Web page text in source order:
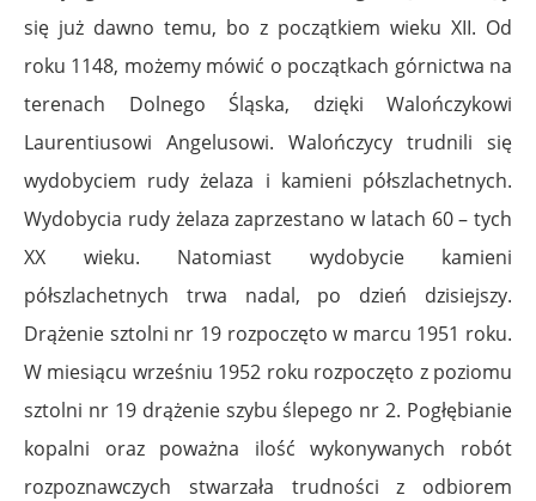
się już dawno temu, bo z początkiem wieku XII. Od
roku 1148, możemy mówić o początkach górnictwa na
terenach Dolnego Śląska, dzięki Walończykowi
Laurentiusowi Angelusowi. Walończycy trudnili się
wydobyciem rudy żelaza i kamieni półszlachetnych.
Wydobycia rudy żelaza zaprzestano w latach 60 – tych
XX wieku. Natomiast wydobycie kamieni
półszlachetnych trwa nadal, po dzień dzisiejszy.
Drążenie sztolni nr 19 rozpoczęto w marcu 1951 roku.
W miesiącu wrześniu 1952 roku rozpoczęto z poziomu
sztolni nr 19 drążenie szybu ślepego nr 2. Pogłębianie
kopalni oraz poważna ilość wykonywanych robót
rozpoznawczych stwarzała trudności z odbiorem